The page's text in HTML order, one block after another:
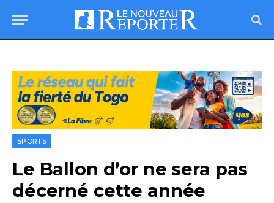
SPORTS
Le Ballon d’or ne sera pas
décerné cette année